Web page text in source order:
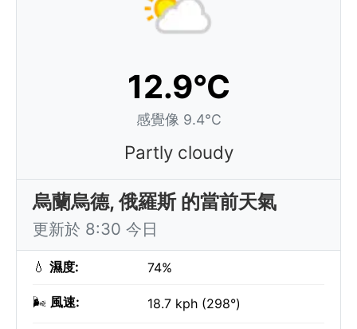
12.9°C
感覺像 9.4°C
Partly cloudy
烏蘭烏德, 俄羅斯 的當前天氣
更新於 8:30 今日
💧 濕度: 74%
🌬️ 風速: 18.7 kph (298°)